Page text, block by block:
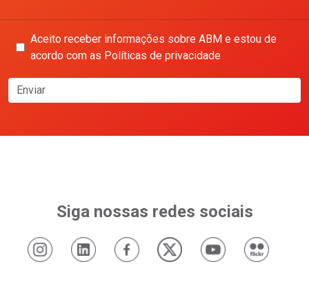
Aceito receber informações sobre ABM e estou de
acordo com as Políticas de privacidade
Enviar
Siga nossas redes sociais